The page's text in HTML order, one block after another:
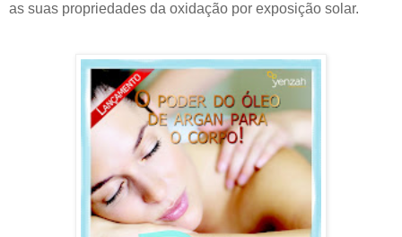
as suas propriedades da oxidação por exposição solar.